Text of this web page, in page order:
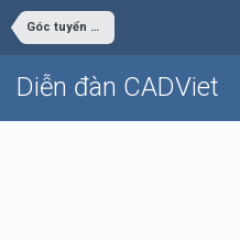
Góc tuyển dụng
Diễn đàn CADViet